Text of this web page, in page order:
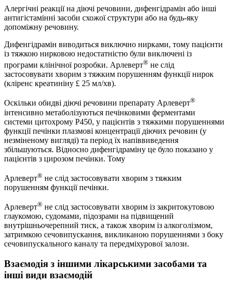
Алергічні реакції на діючі речовини, дифенгідрамін або інші
антигістамінні засоби схожої структури або на будь-яку
допоміжну речовину.
Дифенгідрамін виводиться виключно нирками, тому пацієнти
із тяжкою нирковою недостатністю були виключені із
програми клінічної розробки. Арлеверт® не слід
застосовувати хворим з тяжким порушенням функції нирок
(кліренс креатиніну £ 25 мл/хв).
Оскільки обидві діючі речовини препарату Арлеверт®
інтенсивно метаболізуються печінковими ферментами
системи цитохрому P450, у пацієнтів з тяжкими порушеннями
функції печінки плазмові концентрації діючих речовин (у
незміненому вигляді) та період їх напіввиведення
збільшуються. Відносно дифенгідраміну це було показано у
пацієнтів з цирозом печінки. Тому
Арлеверт® не слід застосовувати хворим з тяжким
порушенням функції печінки.
Арлеверт® не слід застосовувати хворим із закритокутовою
глаукомою, судомами, підозрами на підвищений
внутрішньочерепний тиск, а також хворим із алкоголізмом,
затримкою сечовипускання, викликаною порушеннями з боку
сечовипускального каналу та передміхурової залози.
Взаємодія з іншими лікарськими засобами та
інші види взаємодій